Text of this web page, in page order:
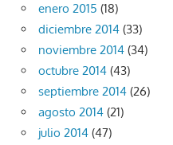
enero 2015 (18)
diciembre 2014 (33)
noviembre 2014 (34)
octubre 2014 (43)
septiembre 2014 (26)
agosto 2014 (21)
julio 2014 (47)